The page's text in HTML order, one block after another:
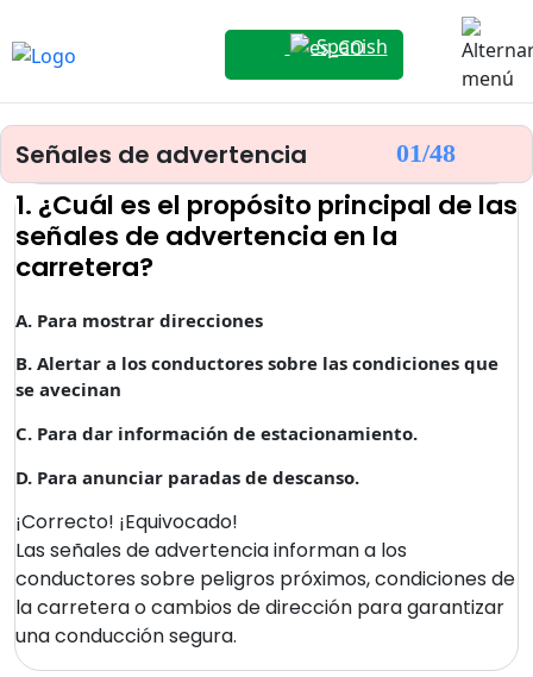
Spanish
Señales de advertencia 01/48
1. ¿Cuál es el propósito principal de las
señales de advertencia en la
carretera?
A. Para mostrar direcciones
B. Alertar a los conductores sobre las condiciones que
se avecinan
C. Para dar información de estacionamiento.
D. Para anunciar paradas de descanso.
¡Correcto! ¡Equivocado!
Las señales de advertencia informan a los
conductores sobre peligros próximos, condiciones de
la carretera o cambios de dirección para garantizar
una conducción segura.